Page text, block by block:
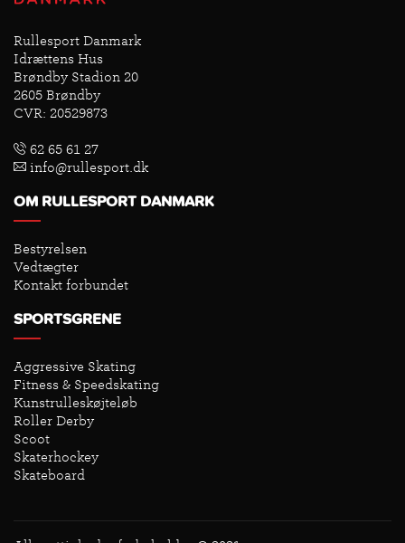
Rullesport Danmark
Idrættens Hus
Brøndby Stadion 20
2605 Brøndby
CVR: 20529873
62 65 61 27
info@rullesport.dk
OM RULLESPORT DANMARK
Bestyrelsen
Vedtægter
Kontakt forbundet
SPORTSGRENE
Aggressive Skating
Fitness & Speedskating
Kunstrulleskøjteløb
Roller Derby
Scoot
Skaterhockey
Skateboard